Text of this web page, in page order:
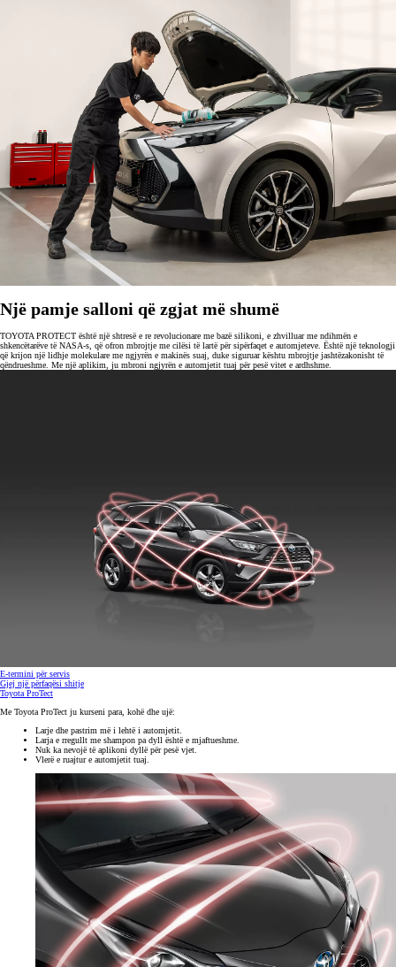
Një pamje salloni që zgjat më shumë
TOYOTA PROTECT është një shtresë e re revolucionare me bazë silikoni, e zhvilluar me ndihmën e
shkencëtarëve të NASA-s, që ofron mbrojtje me cilësi të lartë për sipërfaqet e automjeteve. Është një teknologji
që krijon një lidhje molekulare me ngjyrën e makinës suaj, duke siguruar kështu mbrojtje jashtëzakonisht të
qëndrueshme. Me një aplikim, ju mbroni ngjyrën e automjetit tuaj për pesë vitet e ardhshme.
E-termini për servis
Gjej një përfaqësi shitje
Toyota ProTect
Me Toyota ProTect ju kurseni para, kohë dhe ujë:
Larje dhe pastrim më i lehtë i automjetit.
Larja e rregullt me shampon pa dyll është e mjaftueshme.
Nuk ka nevojë të aplikoni dyllë përpesë vjet.
Vlerë e ruajtur e automjetit tuaj.